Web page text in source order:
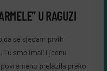
U RAGUZI
da se sjećam prvih
Tu smo imali i jednu
prelazila preko